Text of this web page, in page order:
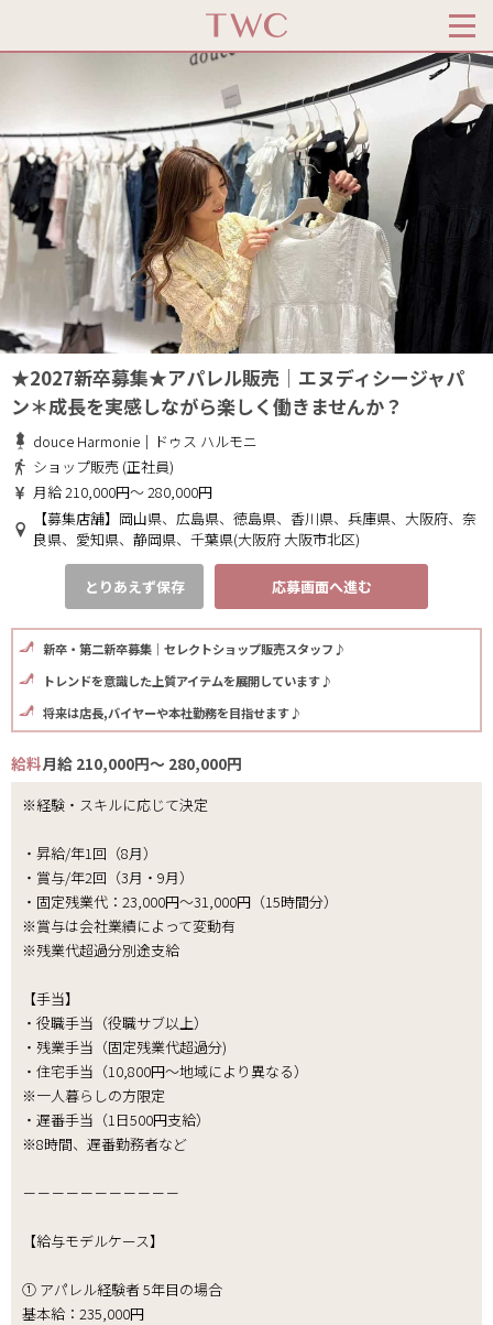
★2027新卒募集★アパレル販売│エヌディシージャパ
ン＊成長を実感しながら楽しく働きませんか？
douce Harmonie｜ドゥス ハルモニ
ショップ販売 (正社員)
月給 210,000円～ 280,000円
【募集店舗】岡山県、広島県、徳島県、香川県、兵庫県、大阪府、奈
良県、愛知県、静岡県、千葉県(大阪府 大阪市北区)
とりあえず保存 応募画面へ進む
新卒・第二新卒募集｜セレクトショップ販売スタッフ♪
トレンドを意識した上質アイテムを展開しています♪
将来は店長,バイヤーや本社勤務を目指せます♪
給料月給 210,000円～ 280,000円
※経験・スキルに応じて決定
・昇給/年1回（8月）
・賞与/年2回（3月・9月）
・固定残業代：23,000円～31,000円（15時間分）
※賞与は会社業績によって変動有
※残業代超過分別途支給
【手当】
・役職手当（役職サブ以上）
・残業手当（固定残業代超過分)
・住宅手当（10,800円～地域により異なる）
※一人暮らしの方限定
・遅番手当（1日500円支給）
※8時間、遅番勤務者など
－－－－－－－－－－－
【給与モデルケース】
① アパレル経験者 5年目の場合
基本給：235,000円